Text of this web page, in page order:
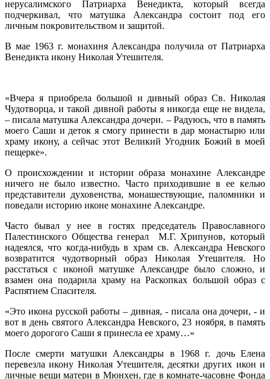
иерусалимского Патриарха Венедикта, который всегда
подчеркивал, что матушка Александра состоит под его
личным покровительством и защитой.
В мае 1963 г. монахиня Александра получила от Патриарха
Венедикта икону Николая Утешителя.
«Вчера я приобрела большой и дивный образ Св. Николая
Чудотворца, и такой дивной работы я никогда еще не видела,
– писала матушка Александра дочери. – Радуюсь, что в память
моего Саши и деток я смогу принести в дар монастырю или
храму икону, а сейчас этот Великий Угодник Божий в моей
пещерке».
О происхождении и истории образа монахине Александре
ничего не было известно. Часто приходившие в ее келью
представители духовенства, монашествующие, паломники и
поведали историю иконе монахине Александре.
Часто бывал у нее в гостях председатель Православного
Палестинского Общества генерал М.Г. Хрипунов, который
надеялся, что когда-нибудь в храм св. Александра Невского
возвратится чудотворный образ Николая Утешителя. Но
расстаться с иконой матушке Александре было сложно, и
взамен она подарила храму на Раскопках большой образ с
Распятием Спасителя.
«Это икона русской работы – дивная, - писала она дочери, - и
вот в день святого Александра Невского, 23 ноября, в память
моего дорогого Саши я принесла ее храму…»
После смерти матушки Александры в 1968 г. дочь Елена
перевезла икону Николая Утешителя, десятки других икон и
личные вещи матери в Мюнхен, где в комнате-часовне Фонда